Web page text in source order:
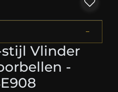
Vlinder
-